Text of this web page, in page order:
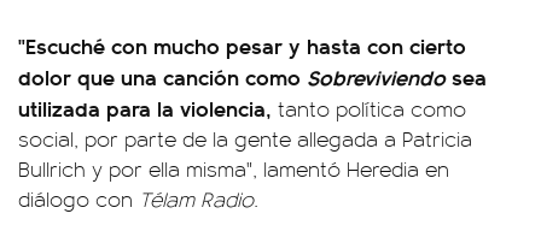
"Escuché con mucho pesar y hasta con cierto
dolor que una canción como Sobreviviendosea
utilizada para la violencia, tanto política como
social, por parte de la gente allegada a Patricia
Bullrich y por ella misma", lamentó Heredia en
diálogo con Télam Radio.